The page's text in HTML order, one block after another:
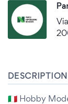
DESCRIPTION
🇮🇹 Hobby